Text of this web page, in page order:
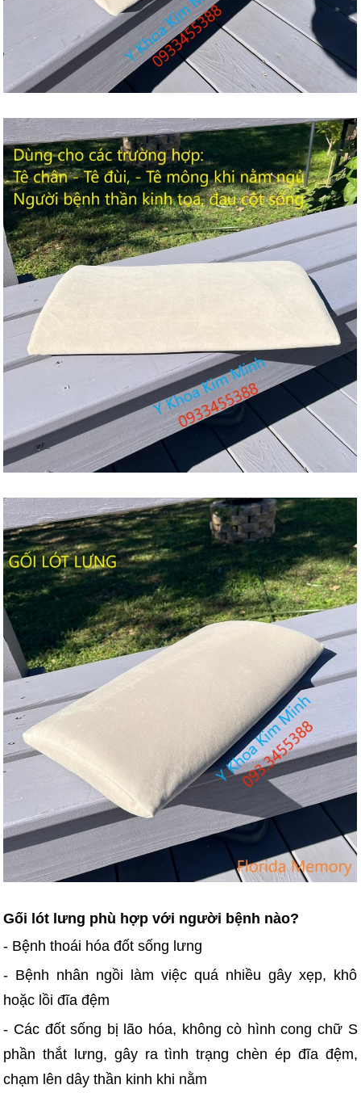
Gối lót lưng phù hợp với người bệnh nào?
- Bệnh thoái hóa đốt sống lưng
- Bệnh nhân ngồi làm việc quá nhiều gây xẹp, khô
hoặc lồi đĩa đệm
- Các đốt sống bị lão hóa, không cò hình cong chữ S
phần thắt lưng, gây ra tình trạng chèn ép đĩa đệm,
chạm lên dây thần kinh khi nằm